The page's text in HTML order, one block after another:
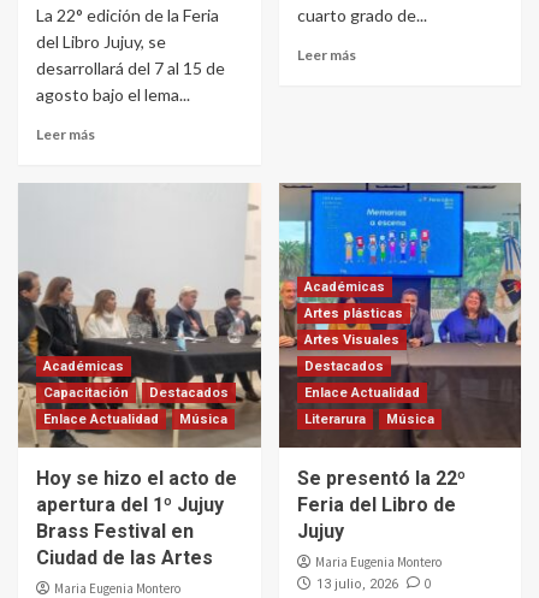
La 22° edición de la Feria
del Libro Jujuy, se
desarrollará del 7 al 15 de
agosto bajo el lema...
Leer más
cuarto grado de...
Leer más
Académicas
Capacitación
Destacados
Enlace Actualidad
Música
Hoy se hizo el acto de
apertura del 1º Jujuy
Brass Festival en
Ciudad de las Artes
Maria Eugenia Montero
Académicas
Artes plásticas
Artes Visuales
Destacados
Enlace Actualidad
Literarura
Música
Se presentó la 22º
Feria del Libro de
Jujuy
Maria Eugenia Montero
13 julio, 2026 0